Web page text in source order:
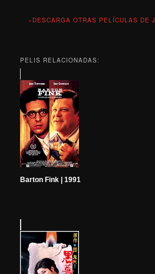
«DESCARGA OTRAS PELÍCULAS DE
PELIS RELACIONADAS:
Barton Fink | 1991